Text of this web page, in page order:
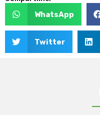
WhatsApp
Twitter